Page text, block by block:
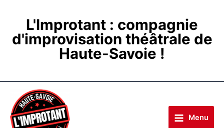
contenuL'Improtant : compagnie
d'improvisation théâtrale de
Haute-Savoie !
Menu